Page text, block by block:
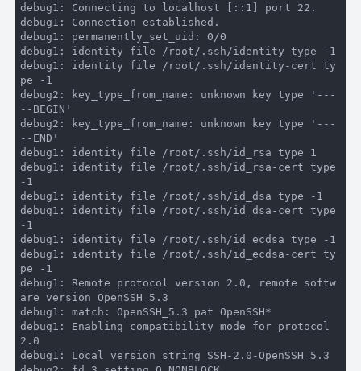
debug1:
Connecting to localhost [:: 1 ] port 22.
debug1:
debug1:
permanently_set_uid: 0 /0
debug1:
identity file /root/.ssh/identity type
-1
debug1:
identity file /root/.ssh/identity-cert ty
pe
-1
debug2:
key_type_from_name: unknown key type
'---
--BEGIN'
debug2:
key_type_from_name: unknown key type
'---
--END'
debug1:
identity file /root/.ssh/id_rsa type 1
debug1:
-1
debug1:
identity file /root/.ssh/id_dsa type
-1
debug1:
-1
debug1:
identity file /root/.ssh/id_ecdsa type
-1
debug1:
identity file /root/.ssh/id_ecdsa-cert ty
pe
-1
debug1:
Remote protocol version 2.0 , remote softw
are version OpenSSH_5 .3
debug1:
match: OpenSSH_5 .3
debug1:
2.0
debug1:
Local version string SSH -2.0 -OpenSSH_5 .3